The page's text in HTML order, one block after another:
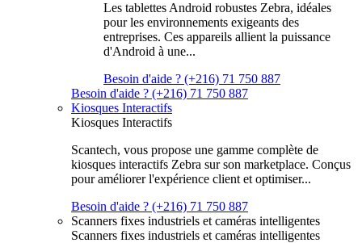
Les tablettes Android robustes Zebra, idéales
pour les environnements exigeants des
entreprises. Ces appareils allient la puissance
d'Android à une...
Besoin d'aide ? (+216) 71 750 887
Besoin d'aide ? (+216) 71 750 887
Kiosques Interactifs
Kiosques Interactifs
Scantech, vous propose une gamme complète de
kiosques interactifs Zebra sur son marketplace. Conçus
pour améliorer l'expérience client et optimiser...
Besoin d'aide ? (+216) 71 750 887
Scanners fixes industriels et caméras intelligentes
Scanners fixes industriels et caméras intelligentes